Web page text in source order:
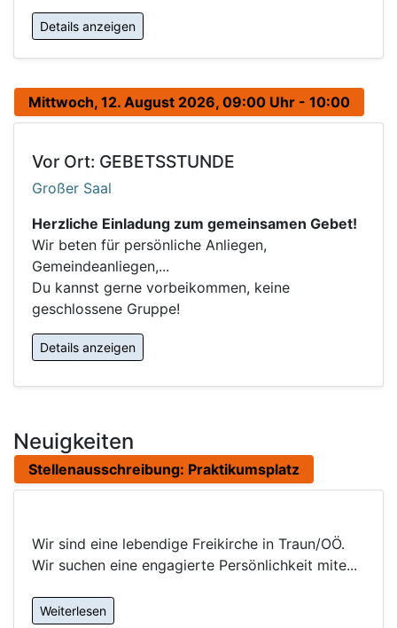
Details anzeigen
Mittwoch, 12. August 2026, 09:00 Uhr - 10:00
Vor Ort: GEBETSSTUNDE
Großer Saal
Herzliche Einladung zum gemeinsamen Gebet!
Wir beten für persönliche Anliegen,
Gemeindeanliegen,...
Du kannst gerne vorbeikommen, keine
geschlossene Gruppe!
Details anzeigen
Neuigkeiten
Stellenausschreibung: Praktikumsplatz
Wir sind eine lebendige Freikirche in Traun/OÖ.
Wir suchen eine engagierte Persönlichkeit mite...
Weiterlesen